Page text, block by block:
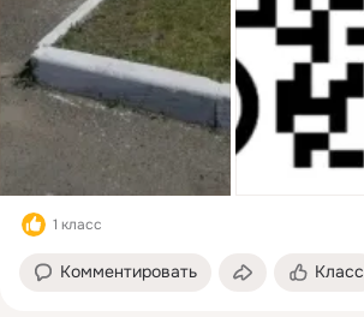
1 класс
Комментировать Класс